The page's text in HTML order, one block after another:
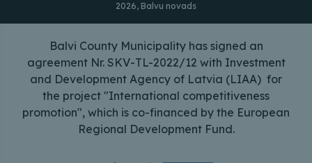
2026, Balvu novads
Balvi County Municipality has signed an
agreement Nr. SKV-TL-2022/12 with Investment
and Development Agency of Latvia (LIAA) for
the project "International competitiveness
promotion", which is co-financed by the European
Regional Development Fund.